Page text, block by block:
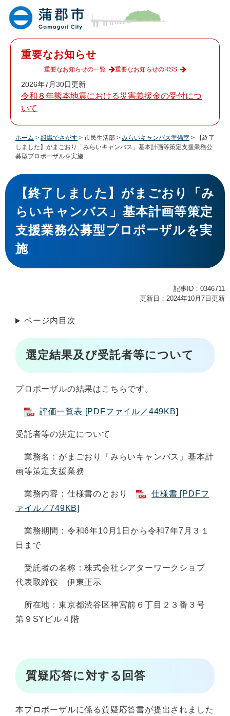
重要なお知らせ
2026年7月30日更新
令和８年熊本地震における災害義援金の受付につ
いて
重要なお知らせの一覧 重要なお知らせのRSS
ホーム > 組織でさがす > 市民生活部 > みらいキャンバス準備室 >
【終了
しました】がまごおり「みらいキャンバス」基本計画等策定支援業務公
募型プロポーザルを実施
本
文
【終了しました】がまごおり「み
らいキャンバス」基本計画等策定
支援業務公募型プロポーザルを実
施
記事ID：0346711
更新日：2024年10月7日更新
ページ内目次
選定結果及び受託者等について
プロポーザルの結果はこちらです。
評価一覧表 [PDFファイル／449KB]
受託者等の決定について
業務名：がまごおり「みらいキャンバス」基本計
画等策定支援業務
業務内容：仕様書のとおり
仕様書 [PDFフ
ァイル／749KB]
業務期間：令和6年10月1日から令和7年7月３１
日まで
受託者の名称：株式会社シアターワークショプ
代表取締役 伊東正示
所在地：東京都渋谷区神宮前６丁目２３番３号
第９SYビル４階
質疑応答に対する回答
本プロポーザルに係る質疑応答書が提出されました